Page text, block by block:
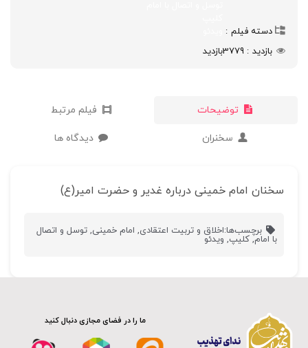
دسته فیلم
بازدید
3779بازدید
توضیحات فیلم مرتبط
سخنران دیدگاه ها
سخنان امام خمینی درباره غدیر و حضرت امیر(ع)
برچسب‌ها:اخلاق و تربیت اعتقادی, امام خمینی,توسل و اتصال
با امام, کلیپ, ویدئو
ما را در فضای مجازی دنبال کنید